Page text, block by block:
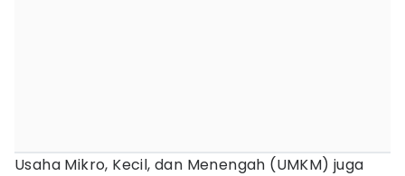
Usaha Mikro, Kecil, dan Menengah (UMKM) juga